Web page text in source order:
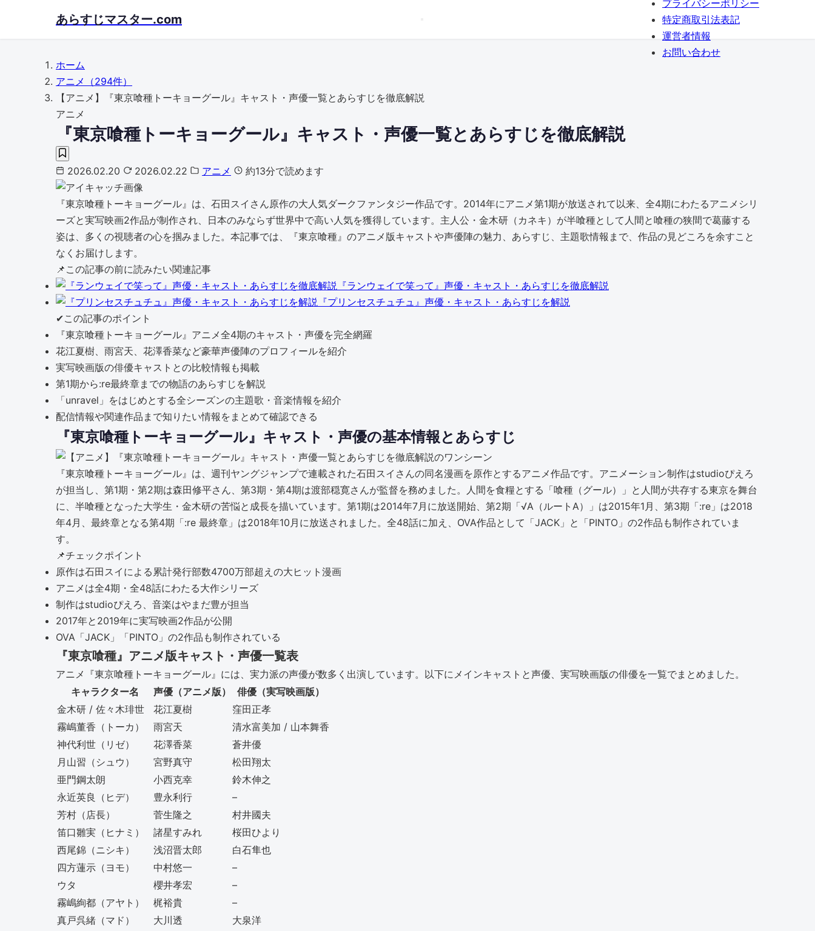
あらすじマスター.com
プライバシーポリシー
特定商取引法表記
運営者情報
お問い合わせ
ホーム
アニメ
（294件）
【アニメ】『東京喰種トーキョーグール』キャスト・声優一覧とあらすじを徹底解説
アニメ
『東京喰種トーキョーグール』キャスト・声優一覧とあらすじを徹底解説
2026.02.20 2026.02.22 アニメ 約13分で読めます
『東京喰種トーキョーグール』は、石田スイさん原作の大人気ダークファンタジー作品です。2014年にアニメ第1期が放送されて以来、全4期にわたるアニメシリ
ーズと実写映画2作品が制作され、日本のみならず世界中で高い人気を獲得しています。主人公・金木研（カネキ）が半喰種として人間と喰種の狭間で葛藤する
姿は、多くの視聴者の心を掴みました。本記事では、『東京喰種』のアニメ版キャストや声優陣の魅力、あらすじ、主題歌情報まで、作品の見どころを余すこと
なくお届けします。
📌 この記事の前に読みたい関連記事
『ランウェイで笑って』声優・キャスト・あらすじを徹底解説
『プリンセスチュチュ』声優・キャスト・あらすじを解説
✔この記事のポイント
『東京喰種トーキョーグール』アニメ全4期のキャスト・声優を完全網羅
花江夏樹、雨宮天、花澤香菜など豪華声優陣のプロフィールを紹介
実写映画版の俳優キャストとの比較情報も掲載
第1期から:re最終章までの物語のあらすじを解説
「unravel」をはじめとする全シーズンの主題歌・音楽情報を紹介
配信情報や関連作品まで知りたい情報をまとめて確認できる
『東京喰種トーキョーグール』キャスト・声優の基本情報とあらすじ
『東京喰種トーキョーグール』は、週刊ヤングジャンプで連載された石田スイさんの同名漫画を原作とするアニメ作品です。アニメーション制作はstudioぴえろ
が担当し、第1期・第2期は森田修平さん、第3期・第4期は渡部穏寛さんが監督を務めました。人間を食糧とする「喰種（グール）」と人間が共存する東京を舞台
に、半喰種となった大学生・金木研の苦悩と成長を描いています。第1期は2014年7月に放送開始、第2期「√A（ルートA）」は2015年1月、第3期「:re」は2018
年4月、最終章となる第4期「:re 最終章」は2018年10月に放送されました。全48話に加え、OVA作品として「JACK」と「PINTO」の2作品も制作されていま
す。
📌チェックポイント
原作は石田スイによる累計発行部数4700万部超えの大ヒット漫画
アニメは全4期・全48話にわたる大作シリーズ
制作はstudioぴえろ、音楽はやまだ豊が担当
2017年と2019年に実写映画2作品が公開
OVA「JACK」「PINTO」の2作品も制作されている
『東京喰種』アニメ版キャスト・声優一覧表
アニメ『東京喰種トーキョーグール』には、実力派の声優が数多く出演しています。以下にメインキャストと声優、実写映画版の俳優を一覧でまとめました。
キャラクター名
声優（アニメ版）
俳優（実写映画版）
金木研 / 佐々木琲世
花江夏樹
窪田正孝
霧嶋董香（トーカ）
雨宮天
清水富美加 / 山本舞香
神代利世（リゼ）
花澤香菜
蒼井優
月山習（シュウ）
宮野真守
松田翔太
亜門鋼太朗
小西克幸
鈴木伸之
永近英良（ヒデ）
豊永利行
–
芳村（店長）
菅生隆之
村井國夫
笛口雛実（ヒナミ）
諸星すみれ
桜田ひより
西尾錦（ニシキ）
浅沼晋太郎
白石隼也
四方蓮示（ヨモ）
中村悠一
–
ウタ
櫻井孝宏
–
霧嶋絢都（アヤト）
梶裕貴
–
真戸呉緒（マド）
大川透
大泉洋